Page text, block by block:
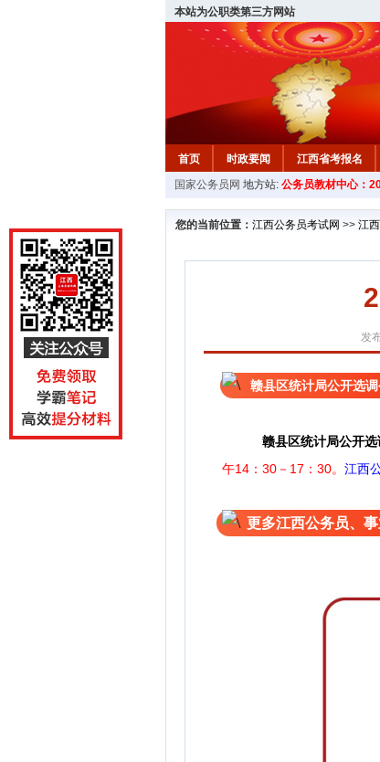
本站为公职类第三方网站
首页 时政要闻 江西省考报名
教材中心
国家公务员网 地方站: 公务员教材中心：
您的当前位置： 江西公务员考试网 >> 江
发
赣县区统计局公开选
赣县区统计局公开
午14：30－17：30。 江西
更多江西公务员、